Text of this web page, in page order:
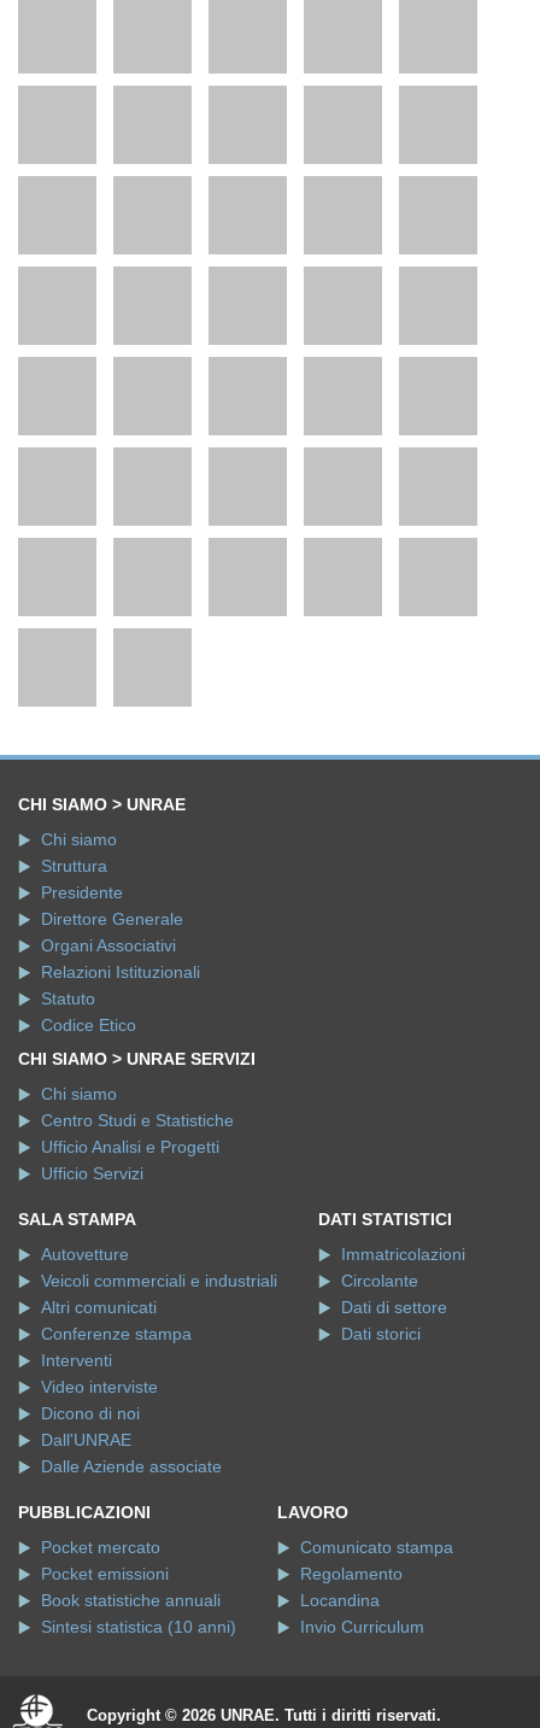
Presidente
CHI SIAMO > UNRAE SERVIZI
Chi siamo
Centro Studi e Statistiche
Ufficio Analisi e Progetti
SALA STAMPA
Autovetture
Altri comunicati
Dati di settore
PUBBLICAZIONI
Pocket mercato
Book statistiche annuali
Locandina
Copyright © 2026 UNRAE. Tutti i diritti riservati.
dei dati personali.